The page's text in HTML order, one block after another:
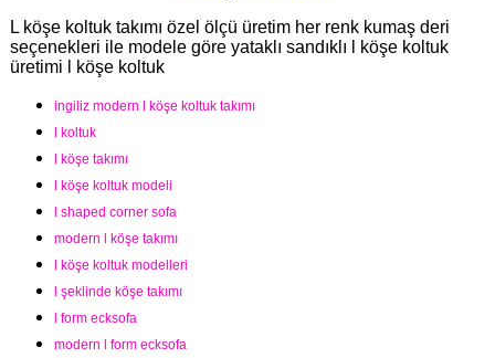
L köşe koltuk takımı özel ölçü üretim her renk kumaş deri
seçenekleri ile modele göre yataklı sandıklı l köşe koltuk
üretimi l köşe koltuk
ingiliz modern l köşe koltuk takımı
l koltuk
l köşe takımı
l köşe koltuk modeli
l shaped corner sofa
modern l köşe takımı
l köşe koltuk modelleri
l şeklinde köşe takımı
l form ecksofa
modern l form ecksofa